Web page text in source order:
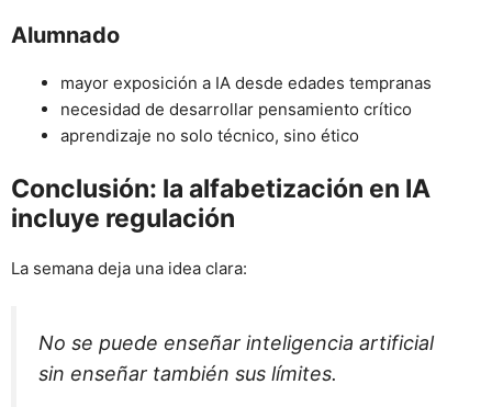
Alumnado
mayor exposición a IA desde edades tempranas
necesidad de desarrollar pensamiento crítico
aprendizaje no solo técnico, sino ético
Conclusión: la alfabetización en IA
incluye regulación
La semana deja una idea clara:
No se puede enseñar inteligencia artificial
sin enseñar también sus límites.